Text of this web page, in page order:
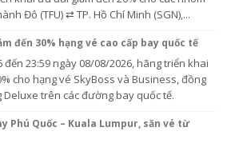
Đô (TFU) ⇄ TP. Hồ Chí Minh (SGN),...
đến 30% hạng vé cao cấp bay quốc tế
đến 23:59 ngày 08/08/2026, hãng triển khai
cho hạng vé SkyBoss và Business, đồng
trên các đường bay quốc tế.
Phú Quốc – Kuala Lumpur, săn vé từ